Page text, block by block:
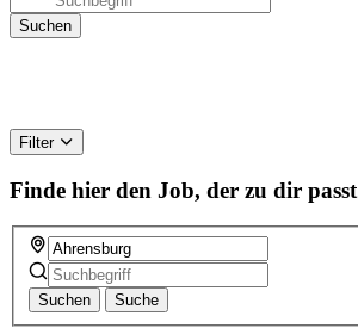
Filter
Finde hier den Job, der zu dir passt
Suchen Suche